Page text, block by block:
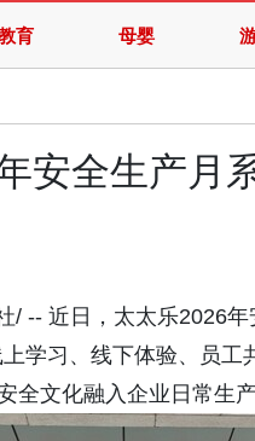
育 母婴
安全生产月
/ -- 近日，太太乐2026
学习、线下体验、员
全文化融入企业日常生